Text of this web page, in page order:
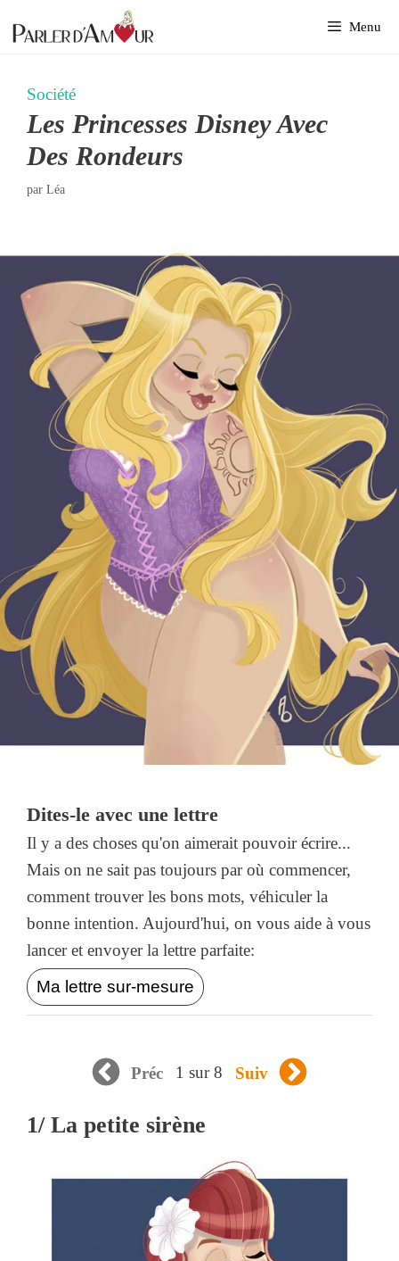
au
Menu
Société
Les Princesses Disney Avec
Des Rondeurs
par Léa
Dites-le avec une lettre
Il y a des choses qu'on aimerait pouvoir écrire...
Mais on ne sait pas toujours par où commencer,
comment trouver les bons mots, véhiculer la
bonne intention. Aujourd'hui, on vous aide à vous
lancer et envoyer la lettre parfaite:
Ma lettre sur-mesure
Préc 1 sur 8 Suiv
1/ La petite sirène